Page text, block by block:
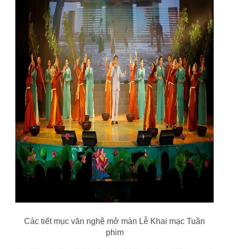
Các tiết mục văn nghệ mở màn Lễ Khai mạc Tuần
phim